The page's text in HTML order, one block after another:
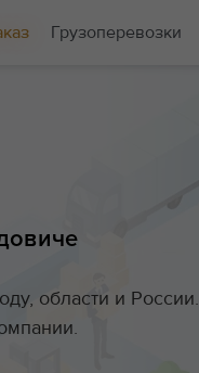
Грузоперевозки
области и России.